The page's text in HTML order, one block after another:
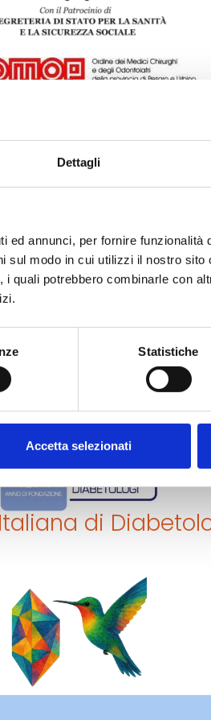
Dettagli
ed annunci, per fornire funzionalità
sul modo in cui utilizzi il nostro
quali potrebbero combinarle con
Statistiche
Accetta selezionati
di